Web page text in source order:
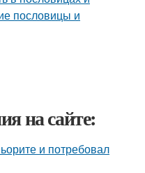
на сайте:
и потребовал